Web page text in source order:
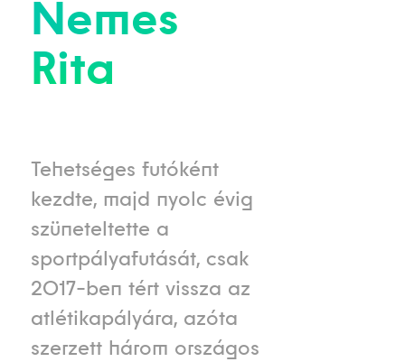
Nemes
Rita
Tehetséges futóként
kezdte, majd nyolc évig
szüneteltette a
sportpályafutását, csak
2017-ben tért vissza az
atlétikapályára, azóta
szerzett három országos